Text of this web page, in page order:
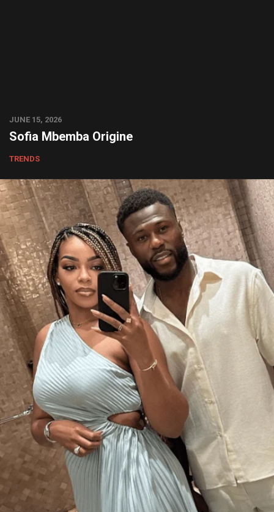
JUNE 15, 2026
Sofia Mbemba Origine
TRENDS